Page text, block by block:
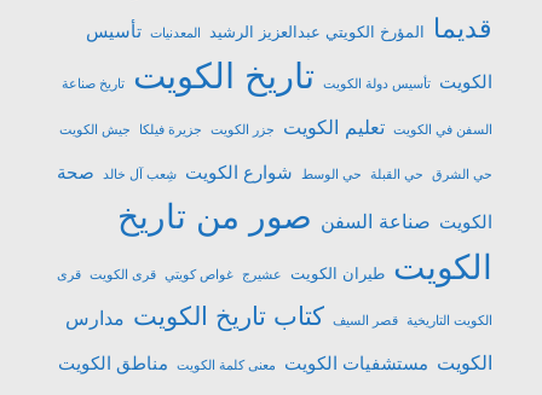
قديما
المؤرخ الكويتي عبدالعزيز الرشيد المعدنيات تأسيس
الكويت تأسيس دولة الكويت تاريخ الكويت تاريخ صناعة
السفن في الكويت تعليم الكويت جزر الكويت جزيرة فيلكا جيش الكويت
حي الشرق حي القبلة حي الوسط شوارع الكويت شِعب آل خالد صحة
الكويت صناعة السفن صور من تاريخ
الكويت طيران الكويت عشیرج غواص كويتي قرى الكويت قرى
الكويت التاريخية قصر السيف كتاب تاريخ الكويت مدارس
الكويت مستشفيات الكويت معنى كلمة الكويت مناطق الكويت